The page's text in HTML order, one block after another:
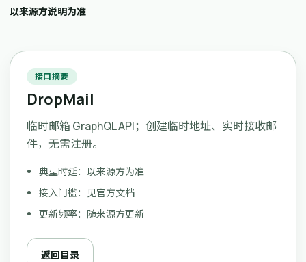
以来源方说明为准
接口摘要
DropMail
临时邮箱 GraphQL API；创建临时地址、实时接收邮
件，无需注册。
典型时延：以来源方为准
接入门槛：见官方文档
更新频率：随来源方更新
返回目录